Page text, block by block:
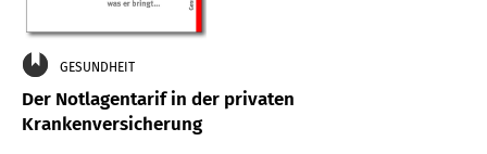
GESUNDHEIT
Der Notlagentarif in der privaten
Krankenversicherung